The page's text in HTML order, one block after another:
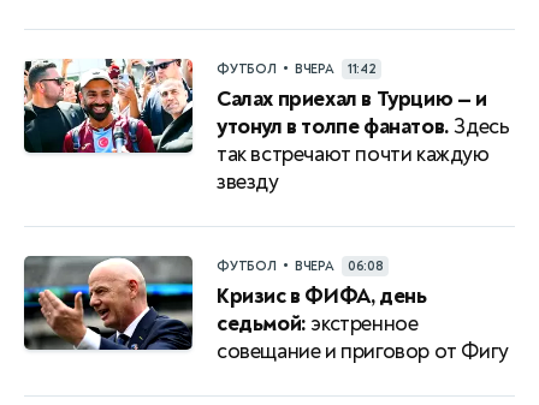
ФУТБОЛ • ВЧЕРА 11:42
Салах приехал в Турцию — и
утонул в толпе фанатов.Здесь
так встречают почти каждую
звезду
ФУТБОЛ • ВЧЕРА 06:08
Кризис в ФИФА, день
седьмой: экстренное
совещание и приговор от Фигу